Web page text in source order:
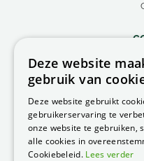
Peacock
F.
Deze website
gebruik van
Deze website gebruikt
gebruikerservaring te
onze website te gebruiken,
alle cookies in
Cookiebeleid. Lees verder